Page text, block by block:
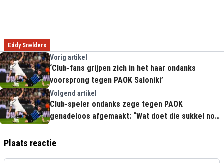
Eddy Snelders
Vorig artikel
‘Club-fans grijpen zich in het haar ondanks
voorsprong tegen PAOK Saloniki’
Volgend artikel
Club-speler ondanks zege tegen PAOK
genadeloos afgemaakt: “Wat doet die sukkel nog
Plaats reactie